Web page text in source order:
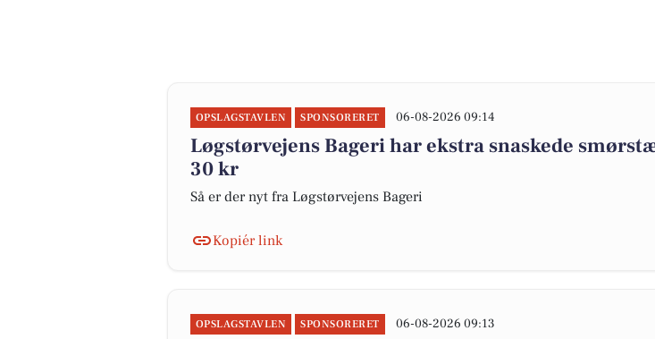
OPSLAGSTAVLEN SPONSORERET 06-08-2026 09:14
Løgstørvejens Bageri har ekstra snaskede
30 kr
Så er der nyt fra Løgstørvejens Bageri
Kopiér link
OPSLAGSTAVLEN SPONSORERET 06-08-2026 09:13